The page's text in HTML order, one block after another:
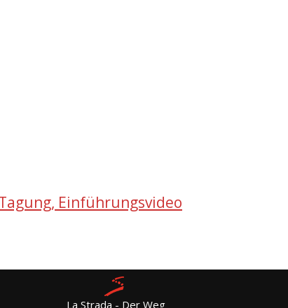
Einführungsvideo
La Strada - Der Weg